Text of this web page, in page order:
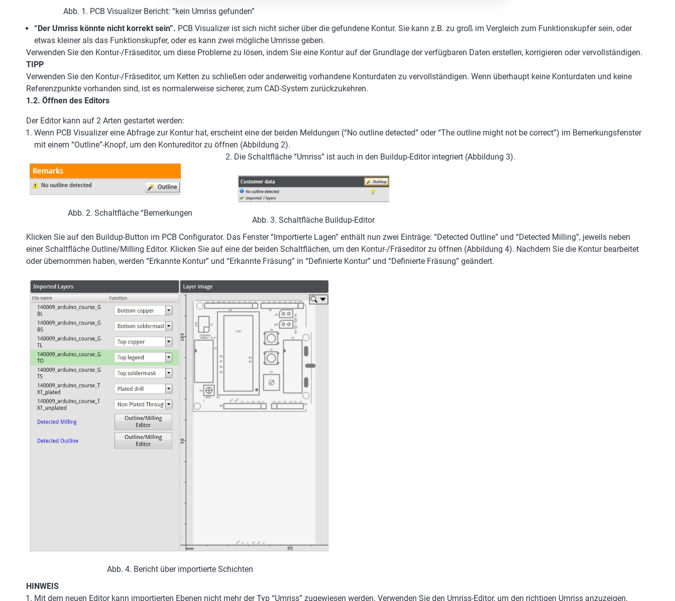
Abb. 1. PCB Visualizer Bericht: “kein Umriss gefunden”
“Der Umriss könnte nicht korrekt sein”. PCB Visualizer ist sich nicht sicher über die gefundene Kontur. Sie kann z.B. zu groß im Vergleich zum Funktionskupfer sein, oder
etwas kleiner als das Funktionskupfer, oder es kann zwei mögliche Umrisse geben.
Verwenden Sie den Kontur-/Fräseditor, um diese Probleme zu lösen, indem Sie eine Kontur auf der Grundlage der verfügbaren Daten erstellen, korrigieren oder vervollständigen.
TIPP
Verwenden Sie den Kontur-/Fräseditor, um Ketten zu schließen oder anderweitig vorhandene Konturdaten zu vervollständigen. Wenn überhaupt keine Konturdaten und keine
Referenzpunkte vorhanden sind, ist es normalerweise sicherer, zum CAD-System zurückzukehren.
1.2. Öffnen des Editors
Der Editor kann auf 2 Arten gestartet werden:
Wenn PCB Visualizer eine Abfrage zur Kontur hat, erscheint eine der beiden Meldungen (“No outline detected” oder “The outline might not be correct”) im Bemerkungsfenster
mit einem “Outline”-Knopf, um den Kontureditor zu öffnen (Abbildung 2).
Abb. 2. Schaltfläche “Bemerkungen
Die Schaltfläche “Umriss” ist auch in den Buildup-Editor integriert (Abbildung 3).
Abb. 3. Schaltfläche Buildup-Editor
Klicken Sie auf den Buildup-Button im PCB Configurator. Das Fenster “Importierte Lagen” enthält nun zwei Einträge: “Detected Outline” und “Detected Milling”, jeweils neben
einer Schaltfläche Outline/Milling Editor. Klicken Sie auf eine der beiden Schaltflächen, um den Kontur-/Fräseditor zu öffnen (Abbildung 4). Nachdem Sie die Kontur bearbeitet
oder übernommen haben, werden “Erkannte Kontur” und “Erkannte Fräsung” in “Definierte Kontur” und “Definierte Fräsung” geändert.
Abb. 4. Bericht über importierte Schichten
HINWEIS
Mit dem neuen Editor kann importierten Ebenen nicht mehr der Typ “Umriss” zugewiesen werden. Verwenden Sie den Umriss-Editor, um den richtigen Umriss anzuzeigen.